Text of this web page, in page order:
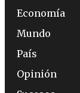
Economía
Mundo
País
Opinión